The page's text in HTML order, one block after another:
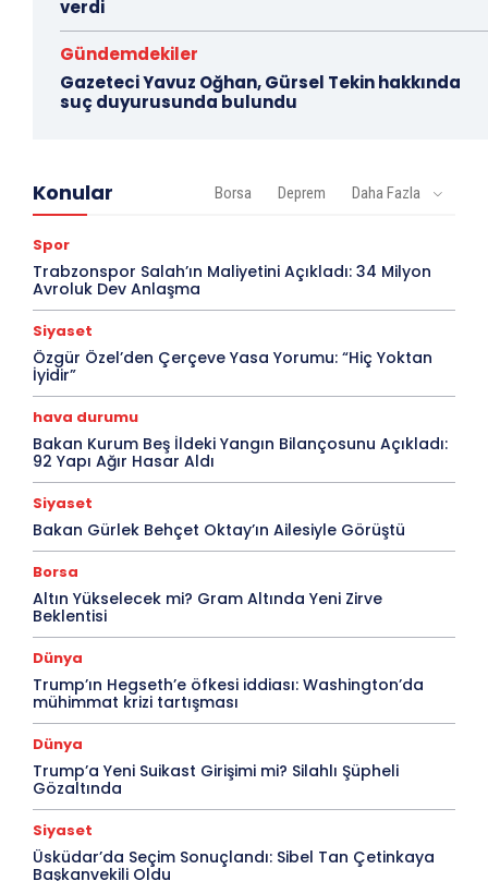
verdi
Gündemdekiler
Gazeteci Yavuz Oğhan, Gürsel Tekin hakkında
suç duyurusunda bulundu
Konular Borsa Deprem Daha Fazla
Spor
Trabzonspor Salah’ın Maliyetini Açıkladı: 34 Milyon
Avroluk Dev Anlaşma
Siyaset
Özgür Özel’den Çerçeve Yasa Yorumu: “Hiç Yoktan
İyidir”
hava durumu
Bakan Kurum Beş İldeki Yangın Bilançosunu Açıkladı:
92 Yapı Ağır Hasar Aldı
Siyaset
Bakan Gürlek Behçet Oktay’ın Ailesiyle Görüştü
Borsa
Altın Yükselecek mi? Gram Altında Yeni Zirve
Beklentisi
Dünya
Trump’ın Hegseth’e öfkesi iddiası: Washington’da
mühimmat krizi tartışması
Dünya
Trump’a Yeni Suikast Girişimi mi? Silahlı Şüpheli
Gözaltında
Siyaset
Üsküdar’da Seçim Sonuçlandı: Sibel Tan Çetinkaya
Başkanvekili Oldu